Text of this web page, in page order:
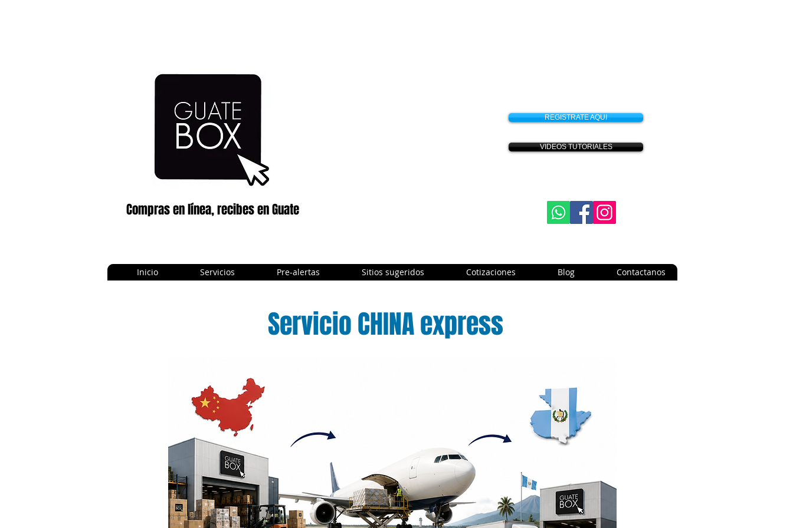
Compras en línea, recibes en Guate
REGISTRATE AQUI
VIDEOS TUTORIALES
Inicio Servicios Pre-alertas Sitios sugeridos Cotizaciones Blog Contactanos
Servicio CHINA express